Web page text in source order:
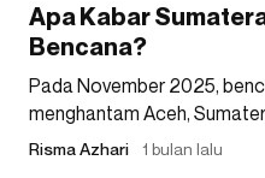
Apa Kabar
Bencana?
Pada November 2025,
menghantam Aceh,
Risma Azhari 1 bulan lalu